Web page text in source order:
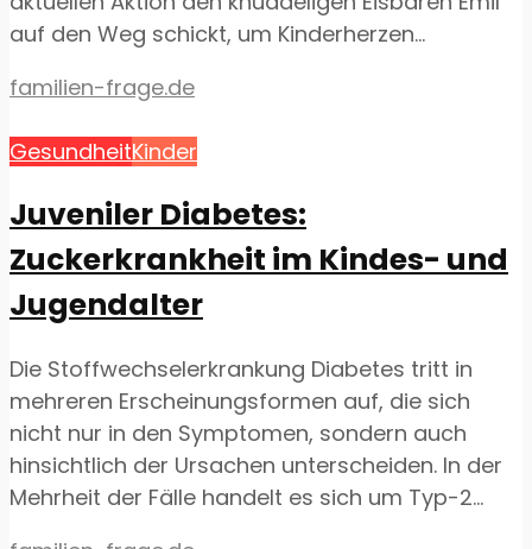
auf den Weg schickt, um Kinderherzen...
familien-frage.de
GesundheitKinder
Juveniler Diabetes:
Zuckerkrankheit im Kindes- und
Jugendalter
Die Stoffwechselerkrankung Diabetes tritt in
mehreren Erscheinungsformen auf, die sich
nicht nur in den Symptomen, sondern auch
hinsichtlich der Ursachen unterscheiden. In der
Mehrheit der Fälle handelt es sich um Typ-2...